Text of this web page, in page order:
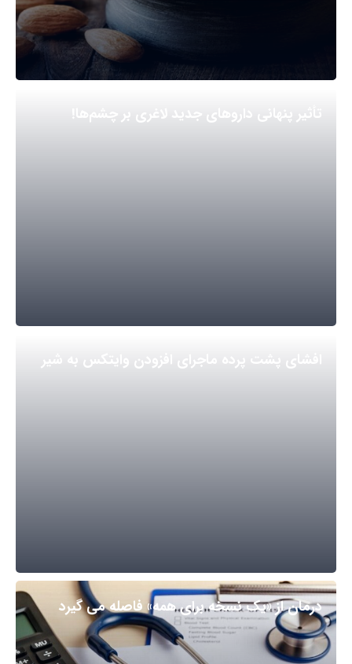
تأثیر پنهانی داروهای جدید لاغری بر چشم‌ها!
افشای پشت پرده ماجرای افزودن وایتکس به شیر
درمان از «یک نسخه برای همه» فاصله می گیرد